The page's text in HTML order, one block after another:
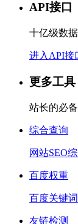
API接口
十亿级数
进入API接
更多工具
站长的必
综合查询
网站SEO
百度权重
百度关键
友链检测